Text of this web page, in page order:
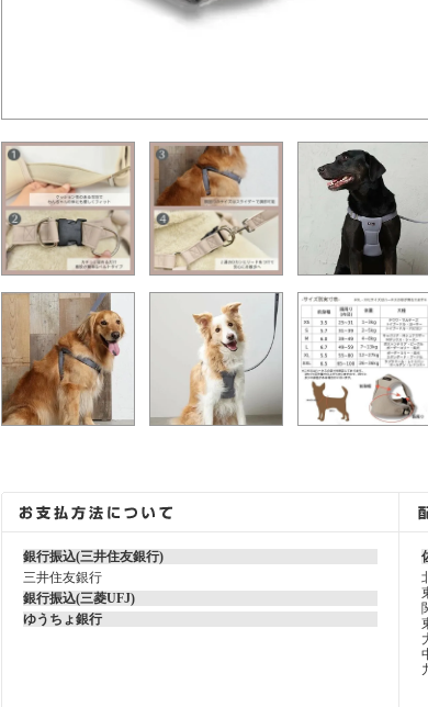
銀行振込(三井住友銀行)
三井住友銀行
銀行振込(三菱UFJ)
ゆうちょ銀行